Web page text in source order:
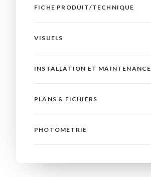
FICHE PRODUIT/TECHNIQUE
VISUELS
INSTALLATION ET MAINTENANCE
PLANS & FICHIERS
PHOTOMETRIE